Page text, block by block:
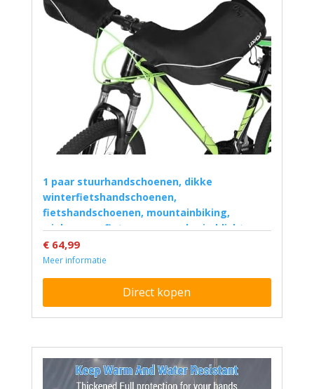
1 paar stuurhandschoenen, dikke
winterfietshandschoenen,
fietshandschoenen, mountainbiking,
wielrennen, fietsen, gevoerd, winddicht,
waterafstotend, reflecterend, voor
MTB/motor/fiets
€ 64,99
Meer informatie
Direct kopen